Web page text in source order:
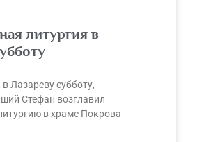
литургия в
Лазареву субботу,
Стефан возглавил
в храме Покрова